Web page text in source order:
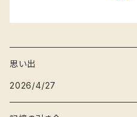
思い出
2026/4/27